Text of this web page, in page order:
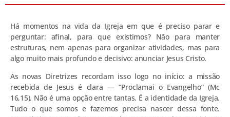
Há momentos na vida da Igreja em que é preciso parar e
perguntar: afinal, para que existimos? Não para manter
estruturas, nem apenas para organizar atividades, mas para
algo muito mais profundo e decisivo: anunciar Jesus Cristo.
As novas Diretrizes recordam isso logo no início: a missão
recebida de Jesus é clara — “Proclamai o Evangelho” (Mc
16,15). Não é uma opção entre tantas. É a identidade da Igreja.
Tudo o que somos e fazemos precisa nascer dessa fonte.